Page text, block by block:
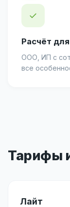
✓
Расчёт
ООО, ИП с
все
Тарифы
Лайт